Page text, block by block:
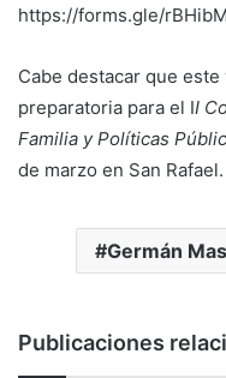
https://forms.gle/
Cabe destacar que
preparatoria para el II
Familia y Políticas
de marzo en San Rafael.
Germán
Publicaciones